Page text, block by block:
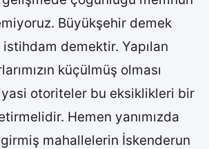
Büyükşehir demek
istihdam demektir. Yapılan
küçülmüş olması
otoriteler bu eksiklikleri bir
Hemen yanımızda
mahallelerin İskenderun